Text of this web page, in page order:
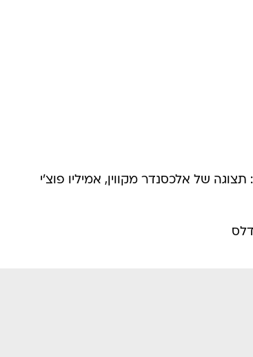
תצוגה של אלכסנדר מקווין, אמיליו פוצ'י